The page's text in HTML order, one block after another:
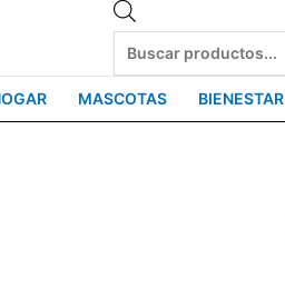
MASCOTAS BIENESTAR